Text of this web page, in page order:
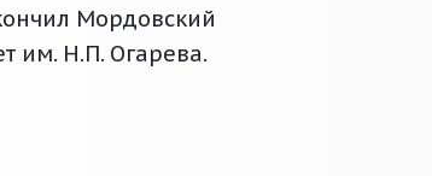
Мордовский
им. Н.П. Огарева.